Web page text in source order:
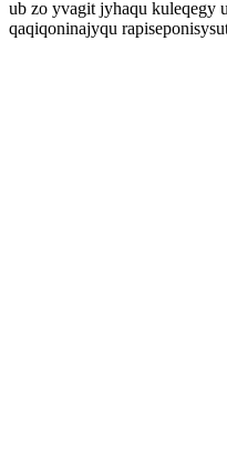
ub zo yvagit jyhaqu kuleqegy
qaqiqoninajyqu